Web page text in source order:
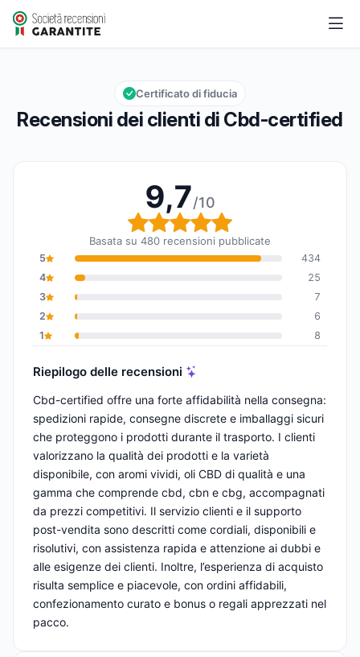
Cbd-certified
Valutazione globale: 9,7 su 10
9,7/10
Recensioni dei clienti di Cbd-certified
Certificato di fiducia
9,7/10
Valutazione globale:
Basata su 480 recensioni pubblicate
5
434
4
25
3
7
2
6
1
8
Riepilogo delle recensioni
Cbd-certified offre una forte affidabilità nella consegna:
spedizioni rapide, consegne discrete e imballaggi sicuri
che proteggono i prodotti durante il trasporto. I clienti
valorizzano la qualità dei prodotti e la varietà
disponibile, con aromi vividi, oli CBD di qualità e una
gamma che comprende cbd, cbn e cbg, accompagnati
da prezzi competitivi. Il servizio clienti e il supporto
post-vendita sono descritti come cordiali, disponibili e
risolutivi, con assistenza rapida e attenzione ai dubbi e
alle esigenze dei clienti. Inoltre, l’esperienza di acquisto
risulta semplice e piacevole, con ordini affidabili,
confezionamento curato e bonus o regali apprezzati nel
pacco.